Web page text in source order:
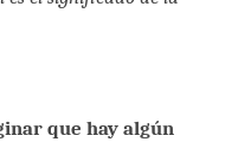
que hay algún